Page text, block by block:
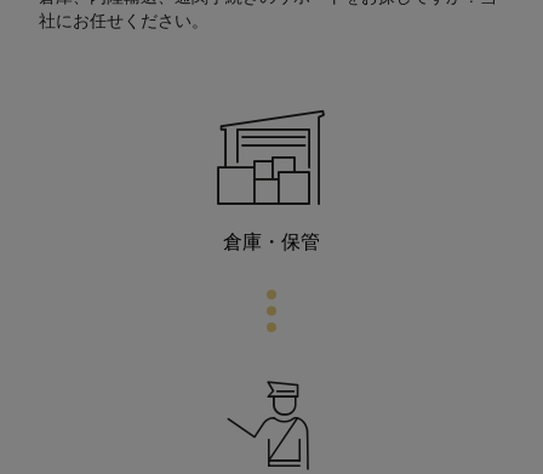
社にお任せください。
倉庫・保管